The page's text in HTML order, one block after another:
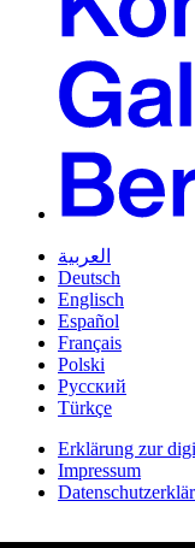
العربية
Deutsch
Englisch
Español
Français
Polski
Русский
Türkçe
Erklärung zur
Impressum